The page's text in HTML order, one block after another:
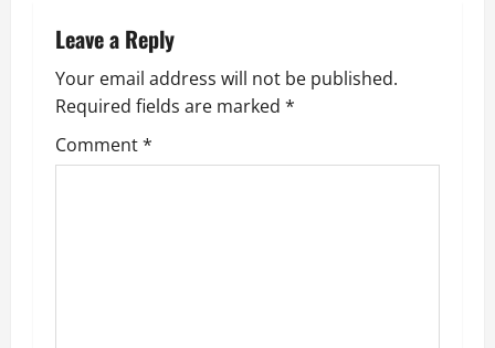
v
i
g
a
Leave a Reply
Your email address will not be published.
Required fields are marked *
Comment*